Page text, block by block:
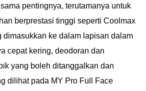
pentingnya, terutamanya untuk
berprestasi tinggi seperti Coolmax
dimasukkan ke dalam lapisan dalam
cepat kering, deodoran dan
yang boleh ditanggalkan dan
dilihat pada MY Pro Full Face